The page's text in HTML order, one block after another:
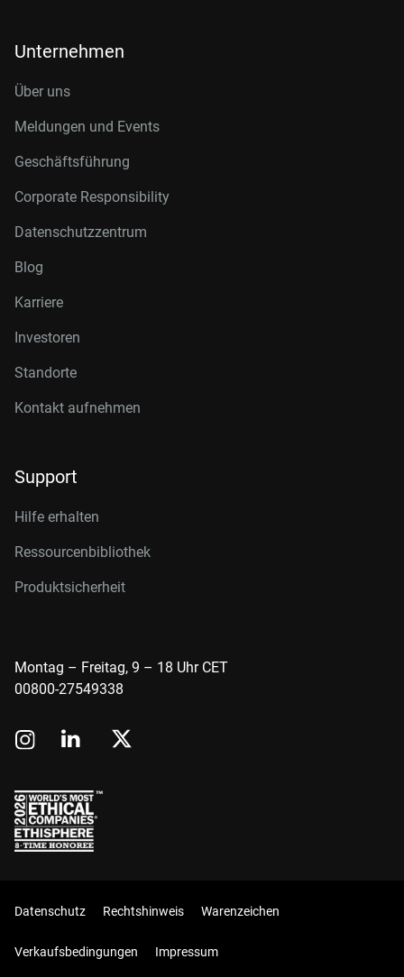
Unternehmen
Über uns
Meldungen und Events
Geschäftsführung
Corporate Responsibility
Datenschutzzentrum
Blog
Karriere
Investoren
Standorte
Kontakt aufnehmen
Support
Hilfe erhalten
Ressourcenbibliothek
Produktsicherheit
Montag – Freitag, 9 – 18 Uhr CET
00800-27549338
Datenschutz Rechtshinweis Warenzeichen
Verkaufsbedingungen Impressum